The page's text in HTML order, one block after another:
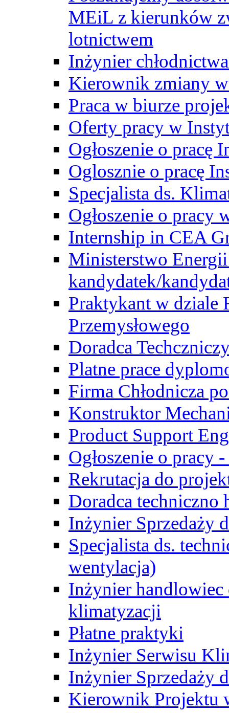
MEiL z kierunków
lotnictwem
Inżynier
Kierownik zmiany
Praca w biurze
Oferty pracy w
Ogłoszenie o pracę
Oglosznie o pracę
Specjalista ds.
Ogłoszenie o pracy
Internship in CEA
Ministerstwo
kandydatek/
Praktykant w dziale
Przemysłowego
Doradca
Platne prace
Firma Chłodnicza
Konstruktor
Product Support
Ogłoszenie o pracy
Rekrutacja do
Doradca techniczno
Inżynier Sprzedaży
Specjalista ds.
wentylacja)
Inżynier handlowiec
klimatyzacji
Płatne praktyki
Inżynier Serwisu
Inżynier Sprzedaży
Kierownik Projektu